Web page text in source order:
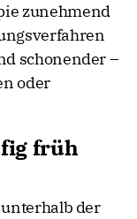
zunehmend
schonender –
oder
früh
der